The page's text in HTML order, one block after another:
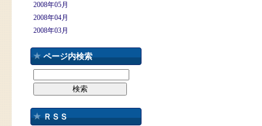
2008年05月
2008年04月
2008年03月
ページ内検索
ＲＳＳ